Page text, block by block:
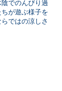
でのんびり過
が遊ぶ様子を
ではの涼しさ